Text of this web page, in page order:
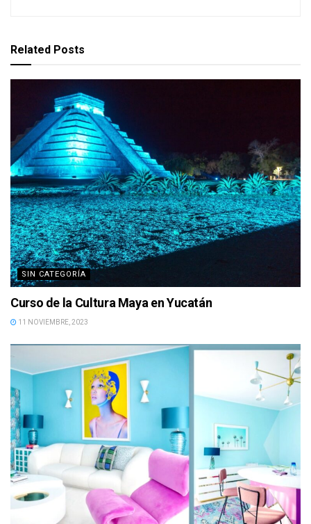
Related Posts
SIN CATEGORÍA
Curso de la Cultura Maya en Yucatán
11 NOVIEMBRE, 2023